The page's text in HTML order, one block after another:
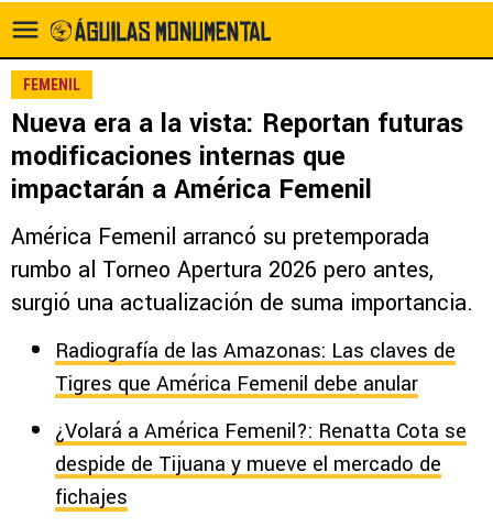
FEMENIL
Nueva era a la vista: Reportan futuras
modificaciones internas que
impactarán a América Femenil
América Femenil arrancó su pretemporada
rumbo al Torneo Apertura 2026 pero antes,
surgió una actualización de suma importancia.
Radiografía de las Amazonas: Las claves de
Tigres que América Femenil debe anular
¿Volará a América Femenil?: Renatta Cota se
despide de Tijuana y mueve el mercado de
fichajes